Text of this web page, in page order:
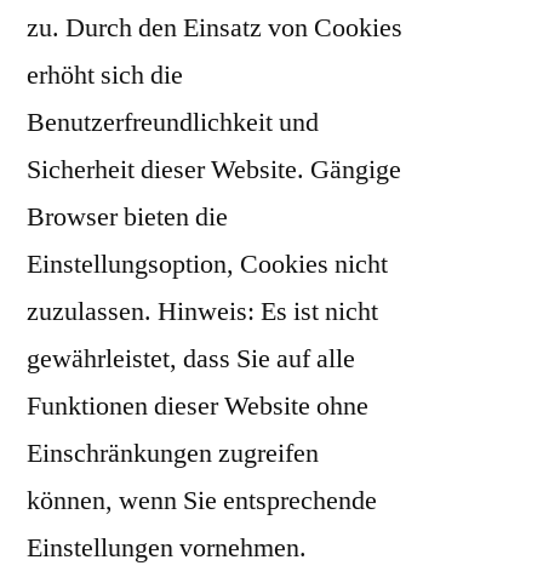
zu. Durch den Einsatz von Cookies
erhöht sich die
Benutzerfreundlichkeit und
Sicherheit dieser Website. Gängige
Browser bieten die
Einstellungsoption, Cookies nicht
zuzulassen. Hinweis: Es ist nicht
gewährleistet, dass Sie auf alle
Funktionen dieser Website ohne
Einschränkungen zugreifen
können, wenn Sie entsprechende
Einstellungen vornehmen.